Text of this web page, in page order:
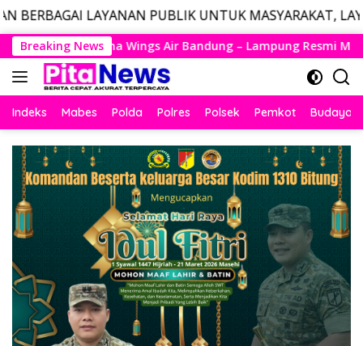
PUBLIK UNTUK MASYARAKAT, LAYANAN
Langsung
ke
konten
Breaking News
Bandung – Lampung Resmi Mengudara, Husein Kembali
Indeks Mabes Polda Polres Polsek Pemkot Budaya